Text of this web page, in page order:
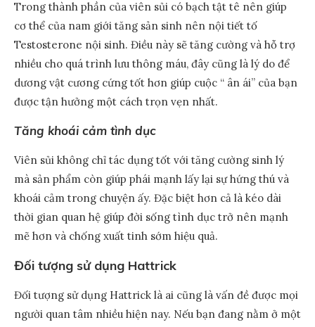
Trong thành phần của viên sủi có bạch tật tê nên giúp
cơ thể của nam giới tăng sản sinh nên nội tiết tố
Testosterone nội sinh. Điều này sẽ tăng cường và hỗ trợ
nhiều cho quá trình lưu thông máu, đây cũng là lý do để
dương vật cương cứng tốt hơn giúp cuộc “ ân ái” của bạn
được tận hưởng một cách trọn vẹn nhất.
Tăng khoái cảm tình dục
Viên sủi không chỉ tác dụng tốt với tăng cường sinh lý
mà sản phẩm còn giúp phái mạnh lấy lại sự hứng thú và
khoái cảm trong chuyện ấy. Đặc biệt hơn cả là kéo dài
thời gian quan hệ giúp đời sống tình dục trở nên mạnh
mẽ hơn và chống xuất tinh sớm hiệu quả.
Đối tượng sử dụng Hattrick
Đối tượng sử dụng Hattrick là ai cũng là vấn đề được mọi
người quan tâm nhiều hiện nay. Nếu bạn đang nằm ở một